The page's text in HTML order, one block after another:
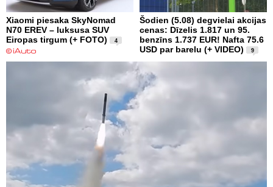
Xiaomi piesaka SkyNomad
N70 EREV – luksusa SUV
Eiropas tirgum (+ FOTO)
4
Šodien (5.08) degvielai akcijas
cenas: Dīzelis 1.817 un 95.
benzīns 1.737 EUR! Nafta 75.6
USD par barelu (+ VIDEO)
9